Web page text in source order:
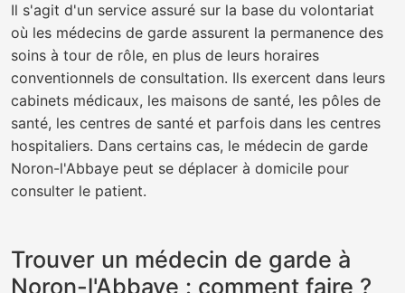
Il s'agit d'un service assuré sur la base du volontariat
où les médecins de garde assurent la permanence des
soins à tour de rôle, en plus de leurs horaires
conventionnels de consultation. Ils exercent dans leurs
cabinets médicaux, les maisons de santé, les pôles de
santé, les centres de santé et parfois dans les centres
hospitaliers. Dans certains cas, le médecin de garde
Noron-l'Abbaye peut se déplacer à domicile pour
consulter le patient.
Trouver un médecin de garde à
Noron-l'Abbaye : comment faire ?